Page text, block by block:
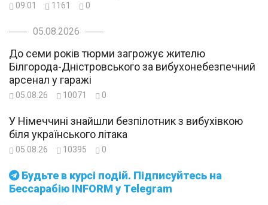
Будьте в курсі подій. Підписуйтесь на
Бессарабію INFORM у Telegram
09:01 1161 0
05.08.2026
До семи років тюрми загрожує жителю
Білгорода-Дністровського за вибухонебезпечний
арсенал у гаражі
05.08.26 10071 0
У Німеччині знайшли безпілотник з вибухівкою
біля українського літака
05.08.26 10395 0